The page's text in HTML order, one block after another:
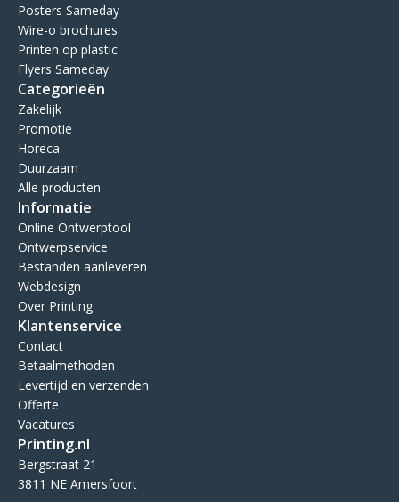
Posters Sameday
Wire-o brochures
Printen op plastic
Flyers Sameday
Categorieën
Zakelijk
Promotie
Horeca
Duurzaam
Alle producten
Informatie
Online Ontwerptool
Ontwerpservice
Bestanden aanleveren
Webdesign
Over Printing
Klantenservice
Contact
Betaalmethoden
Levertijd en verzenden
Offerte
Vacatures
Printing.nl
Bergstraat 21
3811 NE Amersfoort